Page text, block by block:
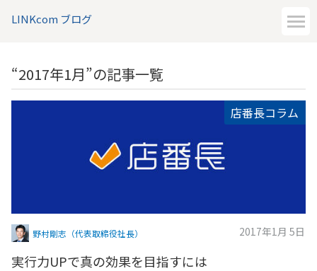
LINKcom ブログ
“2017年1月”の記事一覧
店番長コラム
野村剛志（代表取締役社長） 2017年1月 5日
実行力UPで真の効果を目指すには